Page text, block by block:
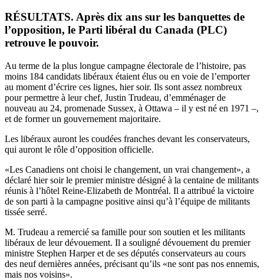
RÉSULTATS. Après dix ans sur les banquettes de
l’opposition, le Parti libéral du Canada (PLC)
retrouve le pouvoir.
Au terme de la plus longue campagne électorale de l’histoire, pas
moins 184 candidats libéraux étaient élus ou en voie de l’emporter
au moment d’écrire ces lignes, hier soir. Ils sont assez nombreux
pour permettre à leur chef, Justin Trudeau, d’emménager de
nouveau au 24, promenade Sussex, à Ottawa – il y est né en 1971 –,
et de former un gouvernement majoritaire.
Les libéraux auront les coudées franches devant les conservateurs,
qui auront le rôle d’opposition officielle.
«Les Canadiens ont choisi le changement, un vrai changement», a
déclaré hier soir le premier ministre désigné à la centaine de militants
réunis à l’hôtel Reine-Elizabeth de Montréal. Il a attribué la victoire
de son parti à la campagne positive ainsi qu’à l’équipe de militants
tissée serré.
M. Trudeau a remercié sa famille pour son soutien et les militants
libéraux de leur dévouement. Il a souligné dévouement du premier
ministre Stephen Harper et de ses députés conservateurs au cours
des neuf dernières années, précisant qu’ils «ne sont pas nos ennemis,
mais nos voisins».